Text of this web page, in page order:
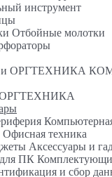
инструмент
Отбойные молотки
Офисная техника
Аксессуары и